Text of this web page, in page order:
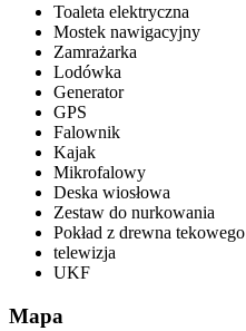
Toaleta elektryczna
Mostek nawigacyjny
Zamrażarka
Lodówka
Generator
GPS
Falownik
Kajak
Mikrofalowy
Deska wiosłowa
Zestaw do nurkowania
Pokład z drewna tekowego
telewizja
UKF
Mapa